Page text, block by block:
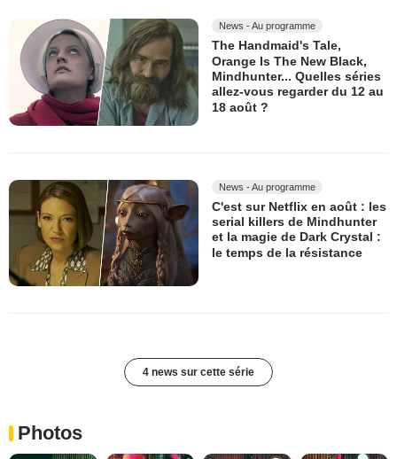
News - Au programme
The Handmaid's Tale,
Orange Is The New Black,
Mindhunter... Quelles séries
allez-vous regarder du 12 au
18 août ?
News - Au programme
C'est sur Netflix en août : les
serial killers de Mindhunter
et la magie de Dark Crystal :
le temps de la résistance
4 news sur cette série
Photos